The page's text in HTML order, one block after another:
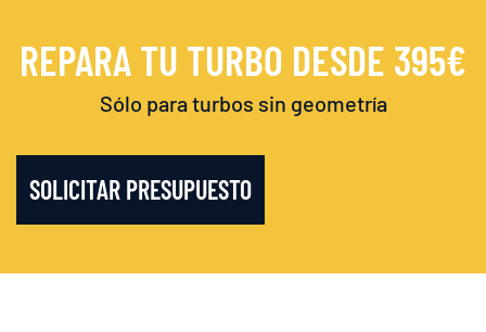
REPARA TU TURBO DESDE 395€
Sólo para turbos sin geometría
SOLICITAR PRESUPUESTO